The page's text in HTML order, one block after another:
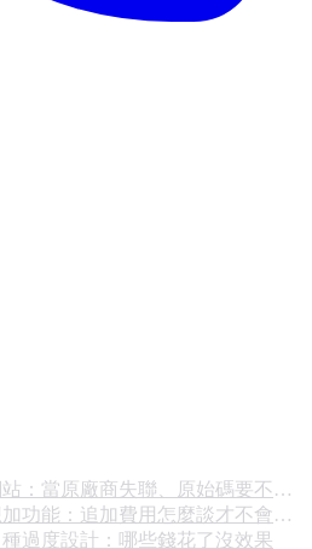
接手別人做的客製網站：當原廠商失聯、原始碼要不回來，你能怎麼辦
客製網站做到一半想加功能：追加費用怎麼談才不會撕破臉
過度設計：哪些錢花了沒效果